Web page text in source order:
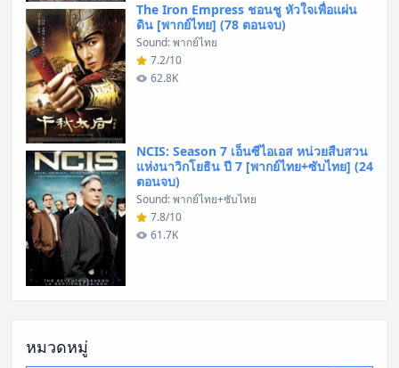
The Iron Empress ชอนชู หัวใจเพื่อแผ่น
ดิน [พากย์ไทย] (78 ตอนจบ)
Sound: พากย์ไทย
7.2/10
62.8K
NCIS: Season 7 เอ็นซีไอเอส หน่วยสืบสวน
แห่งนาวิกโยธิน ปี 7 [พากย์ไทย+ซับไทย] (24
ตอนจบ)
Sound: พากย์ไทย+ซับไทย
7.8/10
61.7K
หมวดหมู่